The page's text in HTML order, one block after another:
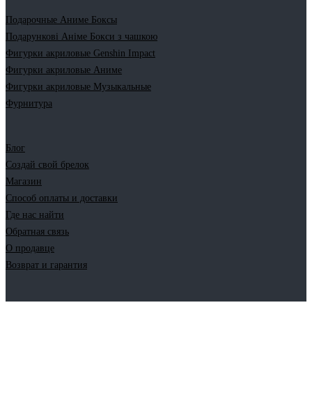
Подарочные Аниме Боксы
Подарункові Аніме Бокси з чашкою
Фигурки акриловые Genshin Impact
Фигурки акриловые Аниме
Фигурки акриловые Музыкальные
Фурнитура
Блог
Создай свой брелок
Магазин
Способ оплаты и доставки
Где нас найти
Обратная связь
О продавце
Возврат и гарантия